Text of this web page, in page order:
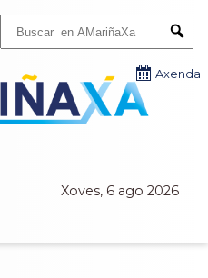
Xoves, 6 ago 2026
Axenda